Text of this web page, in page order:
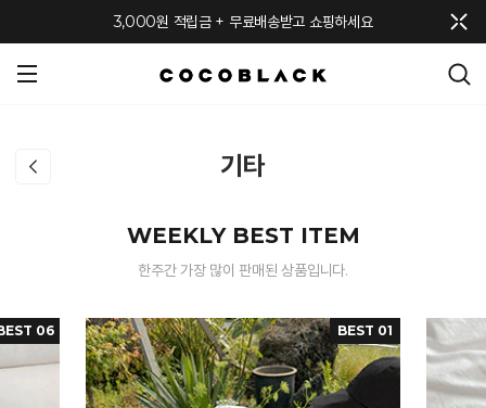
3,000원 적립금 + 무료배송받고 쇼핑하세요
기타
WEEKLY BEST ITEM
한주간 가장 많이 판매된 상품입니다.
06 BEST 01